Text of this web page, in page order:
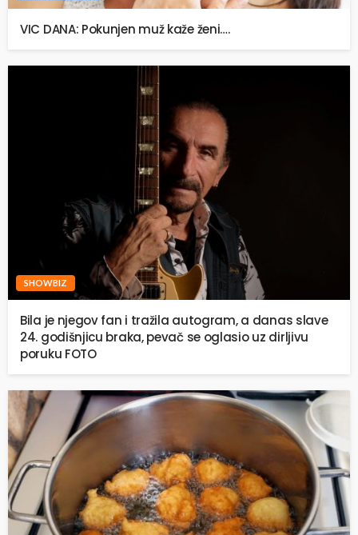
VIC DANA: Pokunjen muž kaže ženi….
SHOWBIZ
Bila je njegov fan i tražila autogram, a danas slave
24. godišnjicu braka, pevač se oglasio uz dirljivu
poruku FOTO